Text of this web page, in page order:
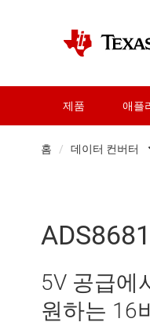
제품 애플
홈 / 데이터 컨버터
ADS8681
5V 공급에
원하는 16